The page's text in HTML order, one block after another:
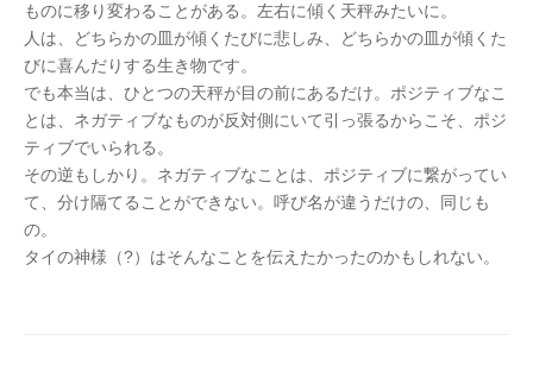
ものに移り変わることがある。左右に傾く天秤みたいに。
人は、どちらかの皿が傾くたびに悲しみ、どちらかの皿が傾くた
びに喜んだりする生き物です。
でも本当は、ひとつの天秤が目の前にあるだけ。ポジティブなこ
とは、ネガティブなものが反対側にいて引っ張るからこそ、ポジ
ティブでいられる。
その逆もしかり。ネガティブなことは、ポジティブに繋がってい
て、分け隔てることができない。呼び名が違うだけの、同じも
の。
タイの神様（?）はそんなことを伝えたかったのかもしれない。